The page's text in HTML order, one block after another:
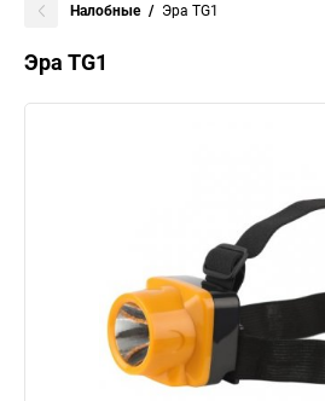
Налобные Эра TG1
Эра TG1